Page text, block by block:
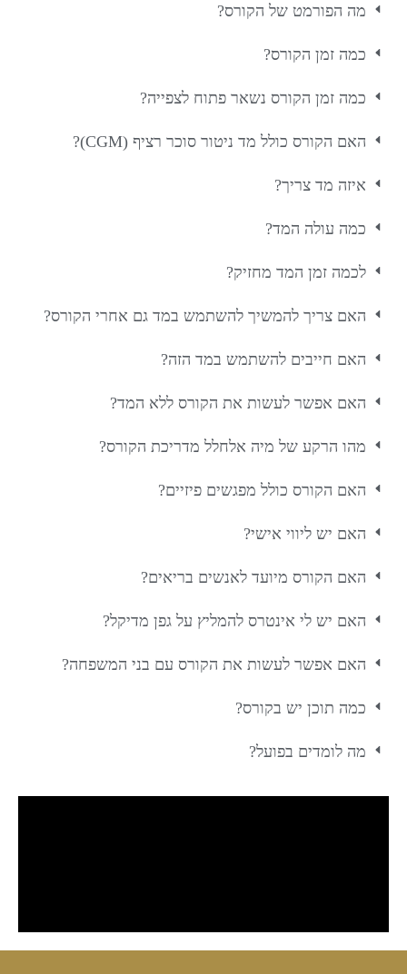
מה הפורמט של הקורס?
כמה זמן הקורס?
כמה זמן הקורס נשאר פתוח לצפייה?
האם הקורס כולל מד ניטור סוכר רציף (CGM)?
איזה מד צריך?
כמה עולה המד?
לכמה זמן המד מחזיק?
האם צריך להמשיך להשתמש במד גם אחרי הקורס?
האם חייבים להשתמש במד הזה?
האם אפשר לעשות את הקורס ללא המד?
מהו הרקע של מיה אלחלל מדריכת הקורס?
האם הקורס כולל מפגשים פיזיים?
האם יש ליווי אישי?
האם הקורס מיועד לאנשים בריאים?
האם יש לי אינטרס להמליץ על גפן מדיקל?
האם אפשר לעשות את הקורס עם בני המשפחה?
כמה תוכן יש בקורס?
מה לומדים בפועל?